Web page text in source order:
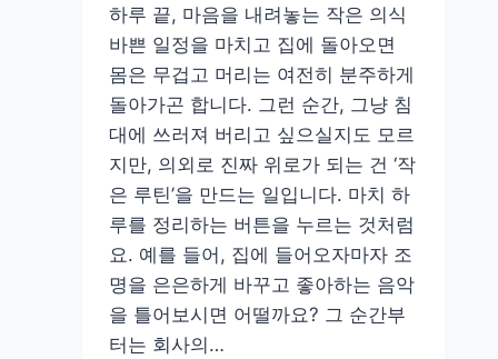
하루 끝, 마음을 내려놓는 작은 의식
바쁜 일정을 마치고 집에 돌아오면
몸은 무겁고 머리는 여전히 분주하게
돌아가곤 합니다. 그런 순간, 그냥 침
대에 쓰러져 버리고 싶으실지도 모르
지만, 의외로 진짜 위로가 되는 건 ‘작
은 루틴’을 만드는 일입니다. 마치 하
루를 정리하는 버튼을 누르는 것처럼
요. 예를 들어, 집에 들어오자마자 조
명을 은은하게 바꾸고 좋아하는 음악
을 틀어보시면 어떨까요? 그 순간부
터는 회사의…